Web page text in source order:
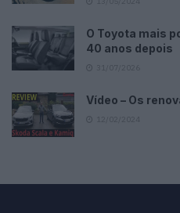
O Toyota mais
40 anos depois
Vídeo – Os